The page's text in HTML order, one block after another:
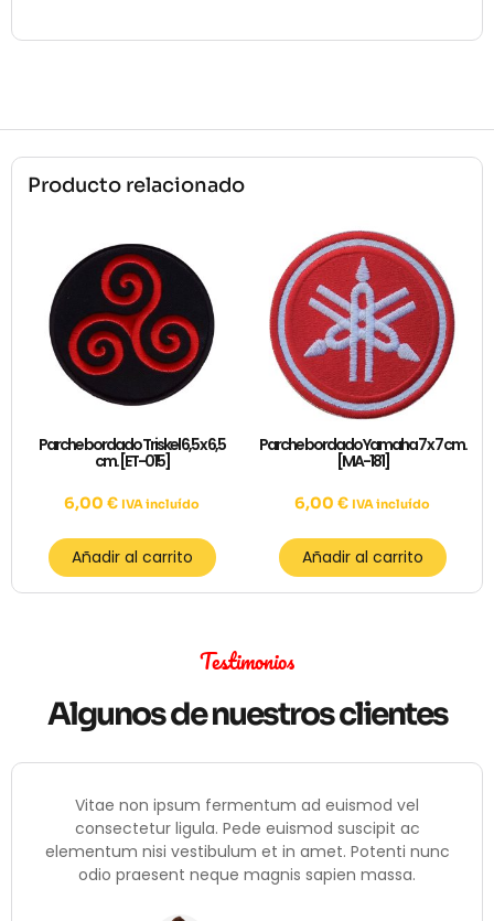
Producto relacionado
Parche bordado Triskel 6,5 x 6,5
cm. [ET-015]
6,00 € IVA incluído
Añadir al carrito
Parche bordado Yamaha 7 x 7 cm.
[MA-181]
6,00 € IVA incluído
Añadir al carrito
Testimonios
Algunos de nuestros clientes
Vitae non ipsum fermentum ad euismod vel
consectetur ligula. Pede euismod suscipit ac
elementum nisi vestibulum et in amet. Potenti nunc
odio praesent neque magnis sapien massa.